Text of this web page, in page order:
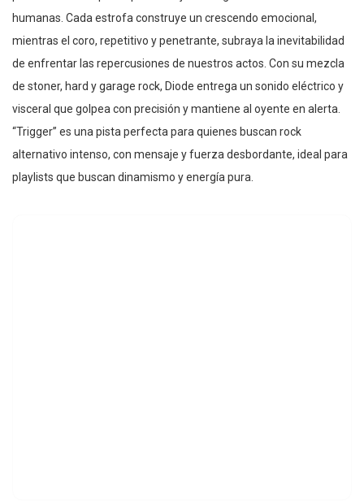
humanas. Cada estrofa construye un crescendo emocional,
mientras el coro, repetitivo y penetrante, subraya la inevitabilidad
de enfrentar las repercusiones de nuestros actos. Con su mezcla
de stoner, hard y garage rock, Diode entrega un sonido eléctrico y
visceral que golpea con precisión y mantiene al oyente en alerta.
“Trigger” es una pista perfecta para quienes buscan rock
alternativo intenso, con mensaje y fuerza desbordante, ideal para
playlists que buscan dinamismo y energía pura.